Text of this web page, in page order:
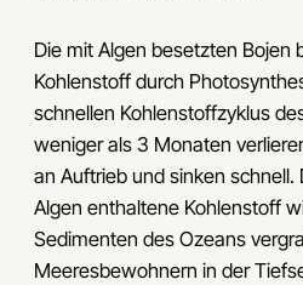
Die mit Algen besetzten Bojen
Kohlenstoff durch
schnellen Kohlenstoffzyklus
weniger als 3 Monaten
an Auftrieb und sinken schnell.
Algen enthaltene Kohlenstoff
Sedimenten des Ozeans
Meeresbewohnern in der